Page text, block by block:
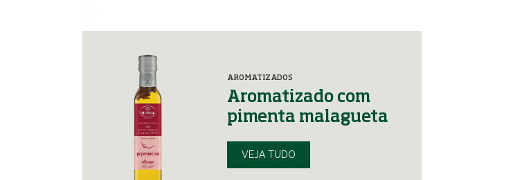
AROMATIZADOS
Aromatizado com
pimenta malagueta
VEJA TUDO